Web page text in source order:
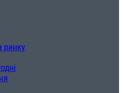
ринку